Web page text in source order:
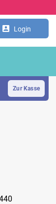
Login